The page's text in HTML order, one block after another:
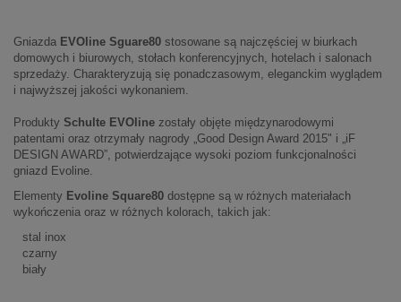
Gniazda EVOline Sguare80 stosowane są najczęściej w biurkach
domowych i biurowych, stołach konferencyjnych, hotelach i salonach
sprzedaży. Charakteryzują się ponadczasowym, eleganckim wyglądem
i najwyższej jakości wykonaniem.
Produkty Schulte EVOline zostały objęte międzynarodowymi
patentami oraz otrzymały nagrody „Good Design Award 2015" i „iF
DESIGN AWARD”, potwierdzające wysoki poziom funkcjonalności
gniazd Evoline.
Elementy Evoline Square80 dostępne są w różnych materiałach
wykończenia oraz w różnych kolorach, takich jak:
stal inox
czarny
biały